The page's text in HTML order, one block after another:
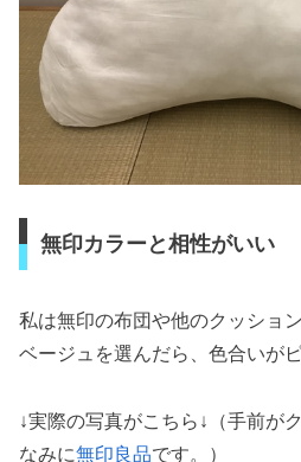
無印カラーと相性がいい
私は無印の布団や他のクッショ
ベージュを選んだら、色合いが
↓実際の写真がこちら ↓（手前が
なみに無印良品です。）